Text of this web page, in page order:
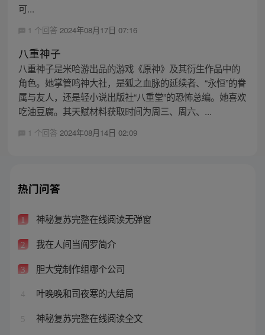
可...
1 个回答 2024年08月17日 07:16
八重神子
八重神子是米哈游出品的游戏《原神》及其衍生作品中的
角色。她掌管鸣神大社，是狐之血脉的延续者、“永恒”的眷
属与友人，还是轻小说出版社“八重堂”的恐怖总编。她喜欢
吃油豆腐。其天赋材料获取时间为周三、周六、...
1 个回答 2024年08月14日 02:09
热门问答
1 神秘复苏完整在线阅读无弹窗
2 我在人间当阎罗简介
3 胆大党制作组哪个公司
4 叶晚晚和司夜寒的大结局
5 神秘复苏完整在线阅读全文